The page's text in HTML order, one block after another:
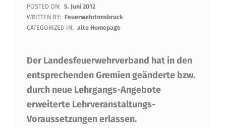
N
E
E
L
E
H
POSTED ON: 5. Juni 2012
WRITTEN BY: FeuerwehrInnsbruck
CATEGORIZED IN: alte Homepage
Der Landesfeuerwehrverband hat in den
entsprechenden Gremien geänderte bzw.
durch neue Lehrgangs-Angebote
erweiterte Lehrveranstaltungs-
Voraussetzungen erlassen.